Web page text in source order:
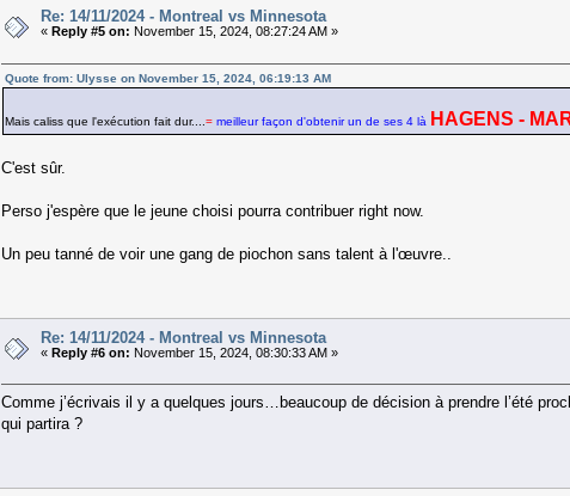
Re: 14/11/2024 - Montreal vs Minnesota
« Reply #5 on: November 15, 2024, 08:27:24 AM »
Quote from: Ulysse on November 15, 2024, 06:19:13 AM
Mais caliss que l'exécution fait dur....=meilleur façon d'obtenir un de ses 4 là HAGENS -
C'est sûr.
Perso j'espère que le jeune choisi pourra contribuer right now.
Un peu tanné de voir une gang de piochon sans talent à l'œuvre..
Re: 14/11/2024 - Montreal vs Minnesota
« Reply #6 on: November 15, 2024, 08:30:33 AM »
Comme j’écrivais il y a quelques jours…beaucoup de décision à prendre l’été
qui partira ?